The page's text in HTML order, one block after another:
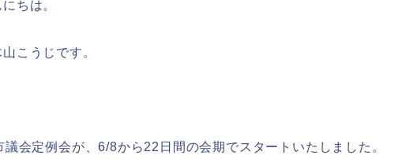
ちは。
こうじです。
会定例会が、6/8から22日間の会期でスタートいたしました。